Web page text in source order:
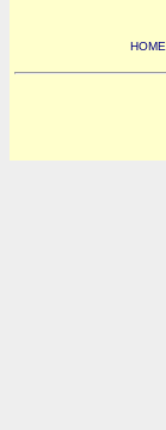
HOME